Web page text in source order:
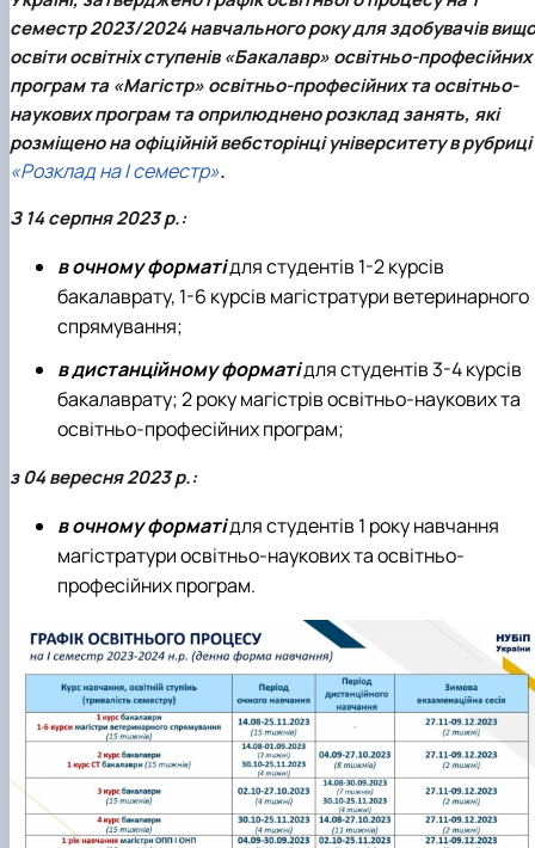
Кафедра міжнародного права та
порівняльного правознавства
План роботи
Протоколи засідань
Звіти про роботу
Договори про співробітництво
семестр 2023/2024 навчального року для здобувачів
освіти освітніх ступенів «Бакалавр» освітньо-професійних
програм та «Магістр» освітньо-професійних та освітньо-
наукових програм та оприлюднено розклад занять, які
розміщено на офіційній вебсторінці університету в рубриці
«Розклад на І семестр».
З 14 серпня 2023 р.:
в очному форматідля студентів 1-2 курсів
бакалаврату, 1-6 курсів магістратури ветеринарного
спрямування;
в дистанційному форматідля студентів 3-4 курсів
бакалаврату; 2 року магістрів освітньо-наукових та
освітньо-професійних програм;
з 04 вересня 2023 р.:
в очному форматідля студентів 1 року навчання
магістратури освітньо-наукових та освітньо-
професійних програм.